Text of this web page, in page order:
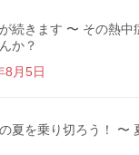
続きます 〜 その熱中
か？
8月5日
夏を乗り切ろう！ 〜